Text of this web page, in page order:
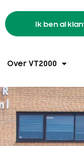
Ik ben al
Over VT2000